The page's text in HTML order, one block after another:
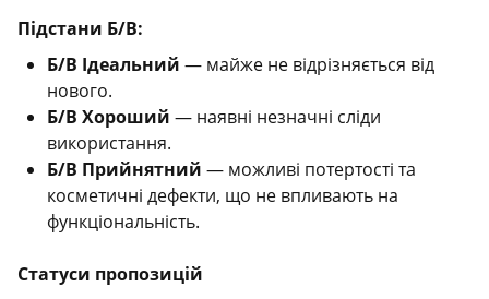
Підстани Б/В:
Б/В Ідеальний — майже не відрізняється від
нового.
Б/В Хороший — наявні незначні сліди
використання.
Б/В Прийнятний — можливі потертості та
косметичні дефекти, що не впливають на
функціональність.
Статуси пропозицій